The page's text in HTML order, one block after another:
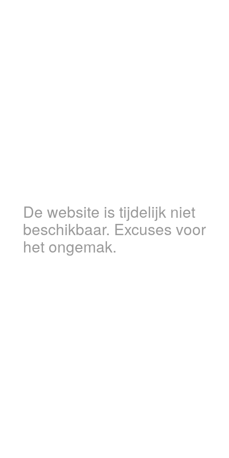
De website is tijdelijk niet
beschikbaar. Excuses voor
het ongemak.